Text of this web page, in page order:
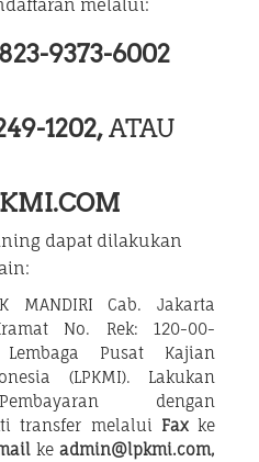
melalui:
9373-6002
1202,ATAU
dapat dilakukan
MANDIRI Cab. Jakarta
No. Rek: 120-00-
Pusat Kajian
(LPKMI). Lakukan
dengan
transfer melalui Faxke
ke admin@lpkmi.com,